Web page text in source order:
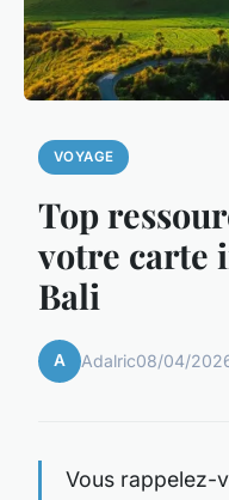
VOYAGE
Top
votre carte
Bali
A Adalric08/04/
Vous rappelez-